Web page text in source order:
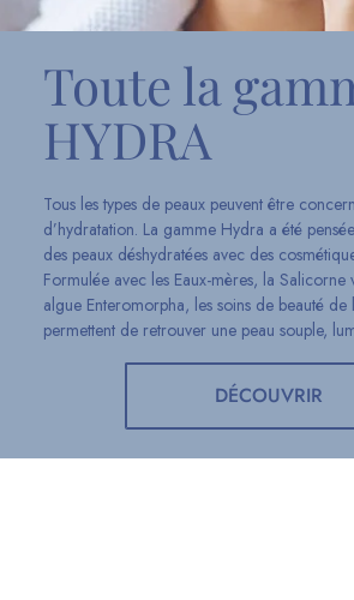
Toute la
HYDRA
Tous les types de peaux peuvent être
d’hydratation. La gamme Hydra a été
des peaux déshydratées avec des
Formulée avec les Eaux-mères, la
algue Enteromorpha, les soins de beauté
permettent de retrouver une peau souple,
DÉCOUVRIR